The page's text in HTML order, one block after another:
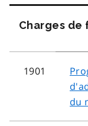
Charges
1901
du